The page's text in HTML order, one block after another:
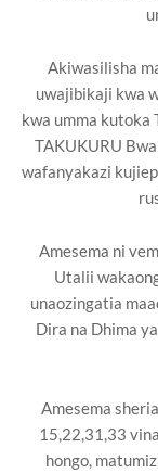
Akiwasilisha
uwajibikaji kwa
kwa umma kutoka
TAKUKURU
wafanyakazi
Amesema ni
Utalii
unaozingatia
Dira na Dhima
Amesema
15,22,31,33
hongo,